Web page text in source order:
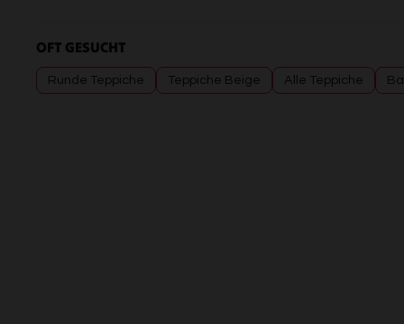
OFT GESUCHT
Runde Teppiche Teppiche Beige Alle Teppiche